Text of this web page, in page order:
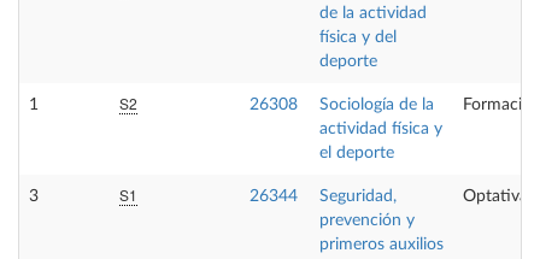
de la actividad
física y del
deporte
1 S2 26308
Sociología de la
actividad física y
el deporte
3 S1 26344
Seguridad,
prevención y
primeros auxilios
Optativa